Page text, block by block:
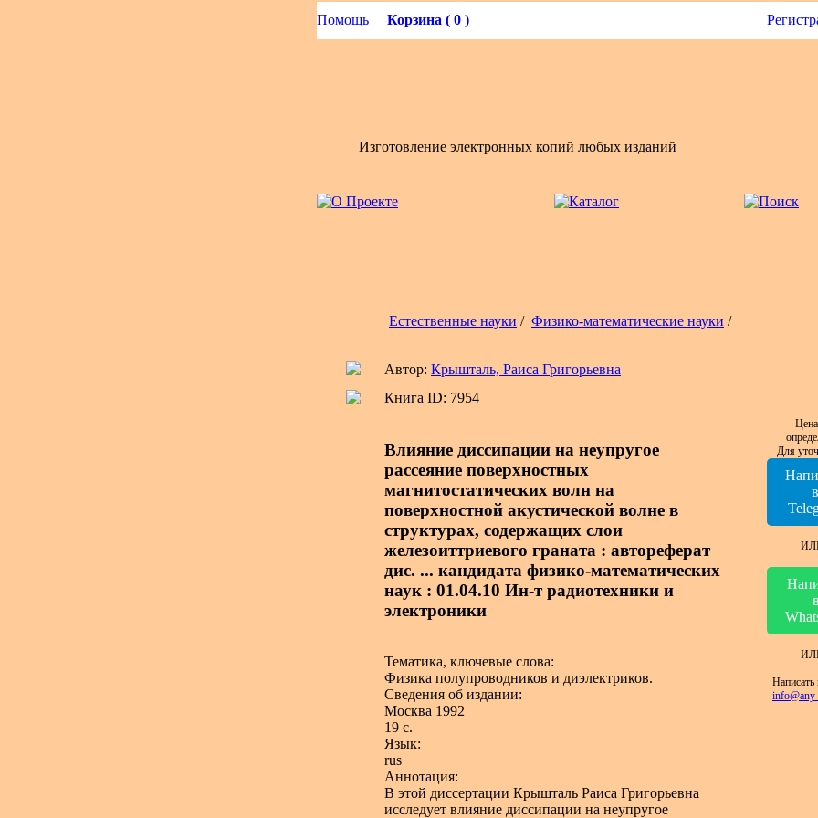
Помощь Корзина ( 0 )
Изготовление электронных копий любых изданий
Естественные науки / Физико-математические науки /
Автор: Крышталь, Раиса Григорьевна
Книга ID: 7954
Влияние диссипации на неупругое
рассеяние поверхностных
магнитостатических волн на
поверхностной акустической волне в
структурах, содержащих слои
железоиттриевого граната : автореферат
дис. ... кандидата физико-математических
наук : 01.04.10 Ин-т радиотехники и
электроники
Тематика, ключевые слова:
Физика полупроводников и диэлектриков.
Сведения об издании:
Москва 1992
19 с.
Язык:
rus
Аннотация:
В этой диссертации Крышталь Раиса Григорьевна
исследует влияние диссипации на неупругое
Для
в
в
Написать